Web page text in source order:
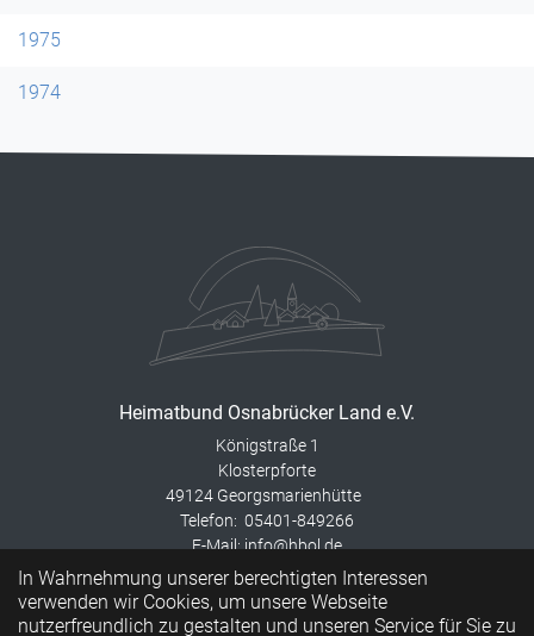
In Wahrnehmung unserer berechtigten Interessen
verwenden wir Cookies, um unsere Webseite
nutzerfreundlich zu gestalten und unseren Service für Sie zu
1975
1974
Heimatbund Osnabrücker Land e.V.
Königstraße 1
Klosterpforte
49124 Georgsmarienhütte
Telefon: 05401-849266
E-Mail: info@hbol.de
Instagram
Beitrittserklärung